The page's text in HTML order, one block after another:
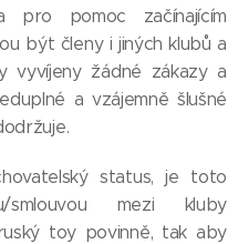
pro pomoc začínajícím
být členy i jiných klubů a
vyvíjeny žádné zákazy a
a vzájemně šlušné
status, je toto
smlouvou mezi kluby
toy povinně, tak aby